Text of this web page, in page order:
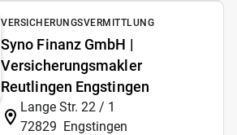
VERSICHERUNGSVERMITTLUNG
Syno Finanz GmbH |
Versicherungsmakler
Reutlingen Engstingen
Lange Str. 22 / 1
72829 Engstingen